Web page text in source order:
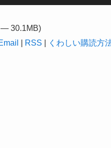
— 30.1MB)
RSS くわしい購読方